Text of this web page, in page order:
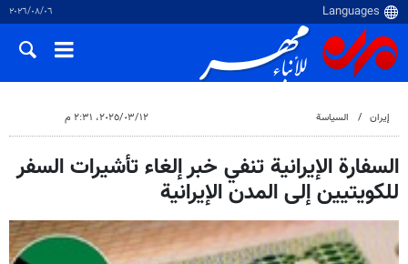
٠٦‏/٠٨‏/٢٠٢٦
إيران السياسة ١٢‏/٠٣‏/٢٠٢٥، ٢:٣١ م
السفارة الإيرانية تنفي خبر إلغاء تأشيرات السفر
للكويتيين إلى المدن الإيرانية